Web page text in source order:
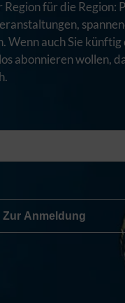
für die Region:
Wenn auch Sie künftig
abonnieren wollen,
Zur Anmeldung